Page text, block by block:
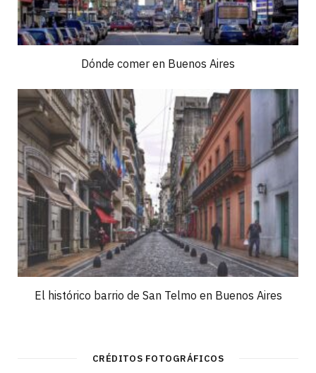
Dónde comer en Buenos Aires
El histórico barrio de San Telmo en Buenos Aires
CRÉDITOS FOTOGRÁFICOS